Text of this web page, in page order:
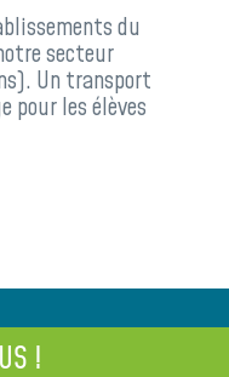
du
secteur
Un transport
pour les élèves
!